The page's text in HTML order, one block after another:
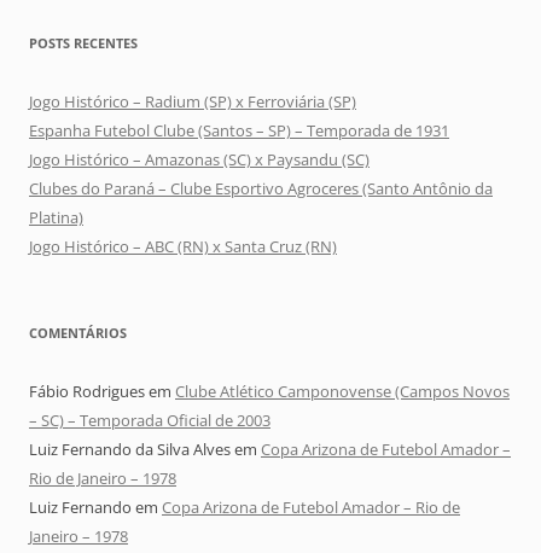
POSTS RECENTES
Jogo Histórico – Radium (SP) x Ferroviária (SP)
Espanha Futebol Clube (Santos – SP) – Temporada de 1931
Jogo Histórico – Amazonas (SC) x Paysandu (SC)
Clubes do Paraná – Clube Esportivo Agroceres (Santo Antônio da
Platina)
Jogo Histórico – ABC (RN) x Santa Cruz (RN)
COMENTÁRIOS
Fábio Rodriguesem Clube Atlético Camponovense (Campos Novos
– SC) – Temporada Oficial de 2003
Luiz Fernando da Silva Alvesem Copa Arizona de Futebol Amador –
Rio de Janeiro – 1978
Luiz Fernando em Copa Arizona de Futebol Amador – Rio de
Janeiro – 1978